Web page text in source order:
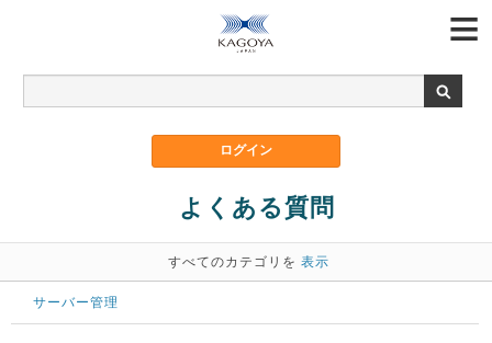
よくある質問
すべてのカテゴリを 表示
サーバー管理